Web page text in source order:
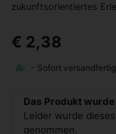
zukunftsorientiertes
€ 2,38
Das Produkt
Leider wurde
genommen.